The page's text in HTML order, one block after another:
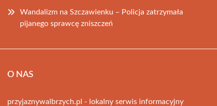
Wandalizm na Szczawienku – Policja zatrzymała
pijanego sprawcę zniszczeń
O NAS
przyjaznywalbrzych.pl - lokalny serwis informacyjny